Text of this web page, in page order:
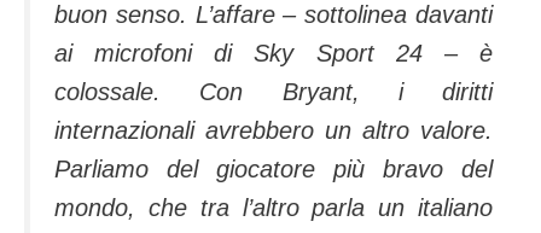
buon senso. L’affare – sottolinea davanti
ai microfoni di Sky Sport 24 – è
colossale. Con Bryant, i diritti
internazionali avrebbero un altro valore.
Parliamo del giocatore più bravo del
mondo, che tra l’altro parla un italiano